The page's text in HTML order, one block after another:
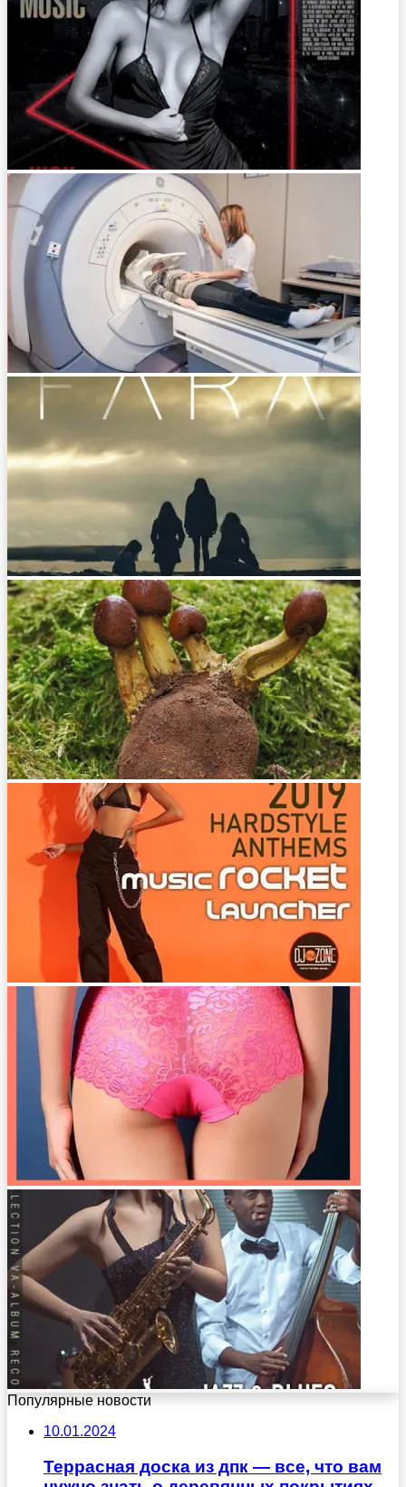
Популярные новости
10.01.2024
Террасная доска из дпк — все, что вам